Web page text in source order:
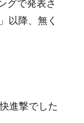
グで発表さ
以降、無く
進撃でした